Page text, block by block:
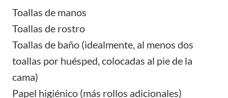
Toallas de manos
Toallas de rostro
Toallas de baño (idealmente, al menos dos
toallas por huésped, colocadas al pie de la
cama)
Papel higiénico (más rollos adicionales)